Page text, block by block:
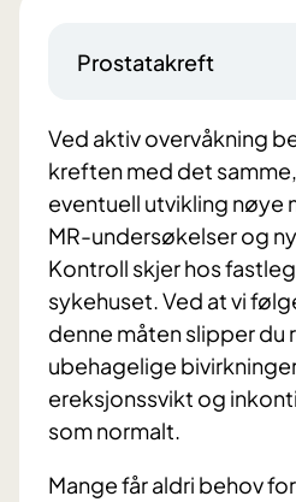
Prostatakreft
Ved aktiv overvåkning
kreften med det
eventuell utvikling nøye
MR-undersøkelser og
Kontroll skjer hos
sykehuset. Ved at vi
denne måten slipper du
ubehagelige
ereksjonssvikt og
som normalt.
Mange får aldri behov